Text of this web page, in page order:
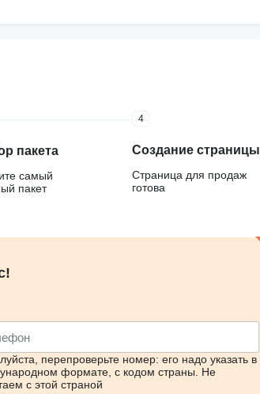
пакета
самый
пакет
4
Создание страницы
Страница для продаж
готова
перепроверьте номер: его надо указать в
формате, с кодом страны. Не
с этой страной